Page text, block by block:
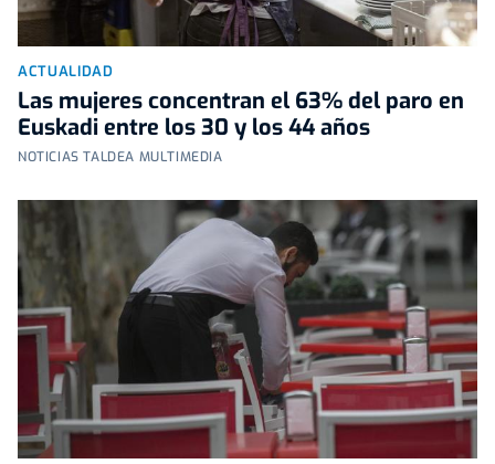
ACTUALIDAD
Las mujeres concentran el 63% del paro en
Euskadi entre los 30 y los 44 años
NOTICIAS TALDEA MULTIMEDIA